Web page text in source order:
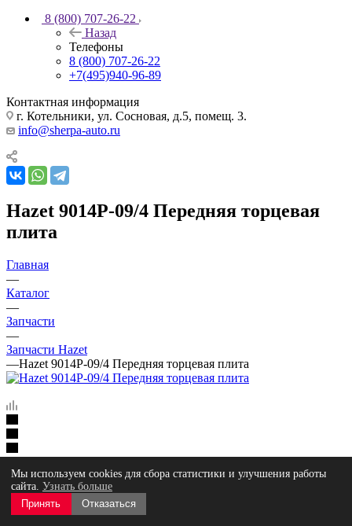
8 (800) 707-26-22
Назад
Телефоны
8 (800) 707-26-22
+7(495)940-96-89
Контактная информация
г. Котельники, ул. Сосновая, д.5, помещ. 3.
info@sherpa-auto.ru
Hazet 9014P-09/4 Передняя торцевая
плита
Главная
—
Каталог
—
Запчасти
—
Запчасти Hazet
—Hazet 9014P-09/4 Передняя торцевая плита
Артикул: 9014P-09/4
Мы используем cookies для сбора статистики и улучшения работы
сайта. Узнать больше
Принять
Отказаться